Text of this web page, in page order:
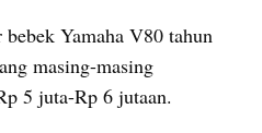
bebek Yamaha V80 tahun
masing-masing
5 juta-Rp 6 jutaan.